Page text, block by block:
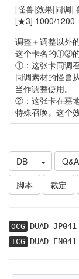
[怪兽|效果|同调]
[★3] 1000/1200
调整＋调整以外
这个卡名的①②的
①：这张卡同调
同调素材的怪兽
当作调整使用。
②：这张卡在墓
特殊召唤。这个
DB Q&A
脚本
裁定
OCG DUAD-
TCG DUAD-